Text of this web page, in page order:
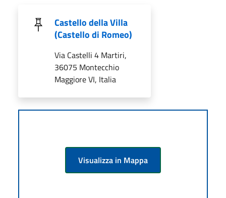
Castello della Villa
(Castello di Romeo)
Via Castelli 4 Martiri,
36075 Montecchio
Maggiore VI, Italia
Visualizza in Mappa